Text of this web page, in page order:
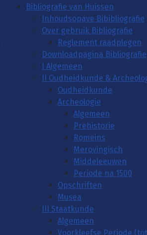
Bibliografie van Huissen
Inhoudsopave Bibibliografie
Over gebruik Bibliografie
Reglement raadplegen
Downloadpagina Bibliografie
I Algemeen
II Oudheidkunde &
Oudheidkunde
Archeologie
Algemeen
Prehistorie
Romeins
Merovingisch
Middeleeuwen
Periode na 1500
Opschriften
Musea
III Staatkunde
Algemeen
Voorkleefse Periode (tot